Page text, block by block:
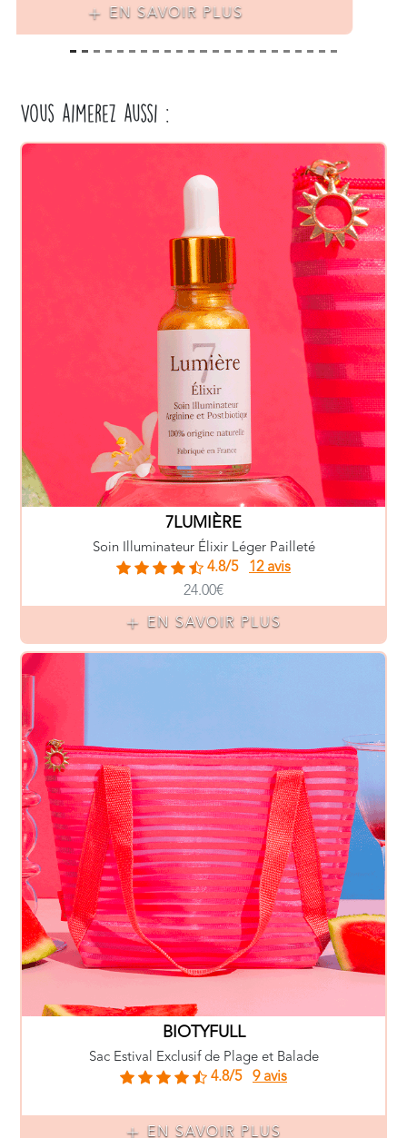
EN SAVOIR PLUS
Vous aimerez aussi :
7LUMIÈRE
Soin Illuminateur Élixir Léger Pailleté
4.8/5
12 avis
24.00€
EN SAVOIR PLUS
BIOTYFULL
Sac Estival Exclusif de Plage et Balade
4.8/5 9 avis
EN SAVOIR PLUS